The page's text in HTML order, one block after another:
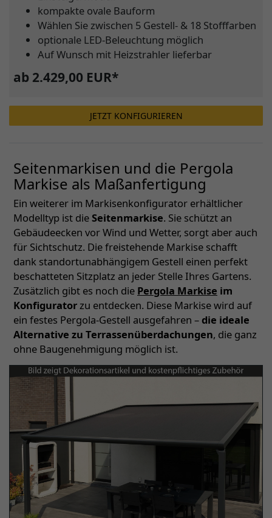
kompakte ovale Bauform
Wählen Sie zwischen 5 Gestell- & 18 Stofffarben
optionale LED-Beleuchtung möglich
Auf Wunsch mit Heizstrahler lieferbar
ab 2.429,00 EUR*
JETZT KONFIGURIEREN
Seitenmarkisen und die Pergola
Markise als Maßanfertigung
Ein weiterer im Markisenkonfigurator erhältlicher
Modelltyp ist dieSeitenmarkise. Sie schützt an
Gebäudeecken vor Wind und Wetter, sorgt aber auch
für Sichtschutz. Die freistehende Markise schafft
dank standortunabhängigem Gestell einen perfekt
beschatteten Sitzplatz an jeder Stelle Ihres Gartens.
Zusätzlich gibt es noch die Pergola Markise im
Konfigurator zu entdecken. Diese Markise wird auf
ein festes Pergola-Gestell ausgefahren –die ideale
Alternative zu Terrassenüberdachungen, die ganz
ohne Baugenehmigung möglich ist.